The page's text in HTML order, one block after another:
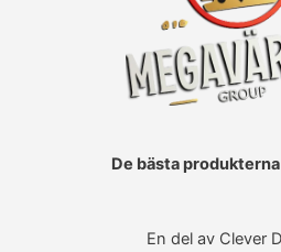
De bästa
En del av Clever